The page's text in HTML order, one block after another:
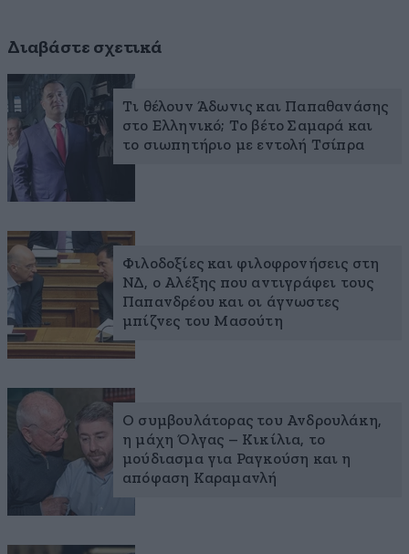
Διαβάστε σχετικά
Τι θέλουν Άδωνις και Παπαθανάσης
στο Ελληνικό; Το βέτο Σαμαρά και
το σιωπητήριο με εντολή Τσίπρα
Φιλοδοξίες και φιλοφρονήσεις στη
ΝΔ, ο Αλέξης που αντιγράφει τους
Παπανδρέου και οι άγνωστες
μπίζνες του Μασούτη
Ο συμβουλάτορας του Ανδρουλάκη,
η μάχη Όλγας – Κικίλια, το
μούδιασμα για Ραγκούση και η
απόφαση Καραμανλή